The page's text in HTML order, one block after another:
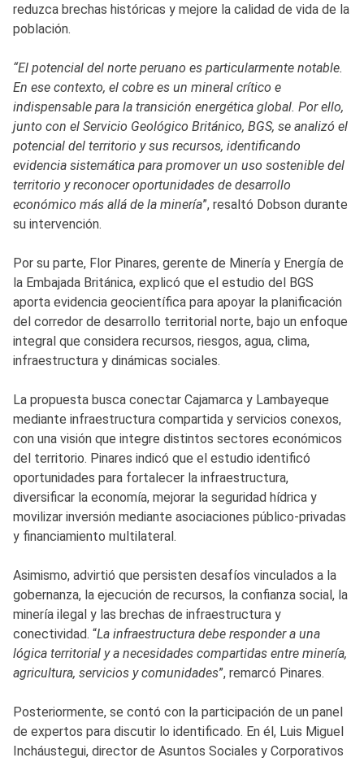
reduzca brechas históricas y mejore la calidad de vida de la
población.
“El potencial del norte peruano es particularmente notable.
En ese contexto, el cobre es un mineral crítico e
indispensable para la transición energética global. Por ello,
junto con el Servicio Geológico Británico, BGS, se analizó el
potencial del territorio y sus recursos, identificando
evidencia sistemática para promover un uso sostenible del
territorio y reconocer oportunidades de desarrollo
económico más allá de la minería”, resaltó Dobson durante
su intervención.
Por su parte, Flor Pinares, gerente de Minería y Energía de
la Embajada Británica, explicó que el estudio del BGS
aporta evidencia geocientífica para apoyar la planificación
del corredor de desarrollo territorial norte, bajo un enfoque
integral que considera recursos, riesgos, agua, clima,
infraestructura y dinámicas sociales.
La propuesta busca conectar Cajamarca y Lambayeque
mediante infraestructura compartida y servicios conexos,
con una visión que integre distintos sectores económicos
del territorio. Pinares indicó que el estudio identificó
oportunidades para fortalecer la infraestructura,
diversificar la economía, mejorar la seguridad hídrica y
movilizar inversión mediante asociaciones público-privadas
y financiamiento multilateral.
Asimismo, advirtió que persisten desafíos vinculados a la
gobernanza, la ejecución de recursos, la confianza social, la
minería ilegal y las brechas de infraestructura y
conectividad. “La infraestructura debe responder a una
lógica territorial y a necesidades compartidas entre minería,
agricultura, servicios y comunidades”, remarcó Pinares.
Posteriormente, se contó con la participación de un panel
de expertos para discutir lo identificado. En él, Luis Miguel
Incháustegui, director de Asuntos Sociales y Corporativos